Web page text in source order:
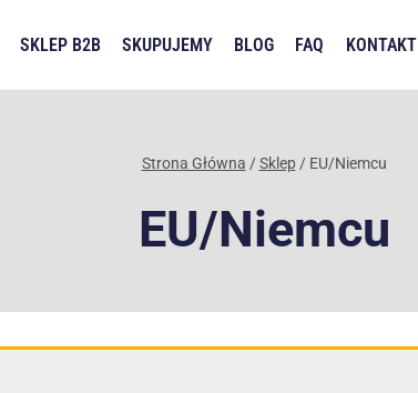
SKLEP B2B SKUPUJEMY BLOG FAQ KONTAKT
Strona Główna / Sklep / EU/Niemcu
EU/Niemcu